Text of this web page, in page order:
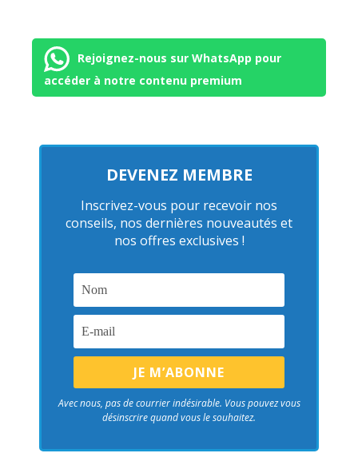
Rejoignez-nous sur WhatsApp pour
accéder à notre contenu premium
DEVENEZ MEMBRE
Inscrivez-vous pour recevoir nos
conseils, nos dernières nouveautés et
nos offres exclusives !
Avec nous, pas de courrier indésirable. Vous pouvez vous
désinscrire quand vous le souhaitez.